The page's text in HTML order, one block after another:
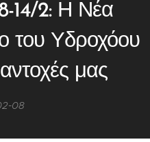
14/2: Η Νέα
του Υδροχόου
αντοχές μας
08